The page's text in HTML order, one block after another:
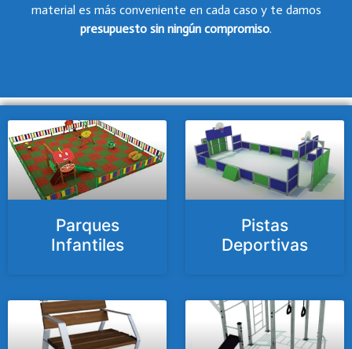
material es más conveniente en cada caso y te damos
presupuesto sin ningún compromiso.
Parques
Infantiles
Pistas
Deportivas